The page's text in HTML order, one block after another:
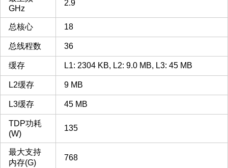
GHz
2.9
总核心 18
总线程数 36
缓存 L1: 2304 KB, L2: 9.0 MB, L3: 45 MB
L2缓存 9 MB
L3缓存 45 MB
TDP功耗
(W)
135
最大支持
内存(G)
768